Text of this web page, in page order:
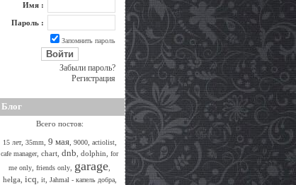
Имя :
Пароль :
Запомнить пароль
Забыли пароль?
Регистрация
Блог
Всего постов:
15 лет, 35mm 9 мая, 9000, actiolist,
cafe manager, chart dnb dolphin
for
me only friends only garage
helga icq it, Jahmal - капель добра,